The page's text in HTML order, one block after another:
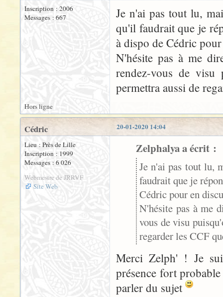
Inscription : 2006
Messages : 667
Je n'ai pas tout lu,
qu'il faudrait que je
à dispo de Cédric
N'hésite pas à me
rendez-vous de
permettra aussi de
Hors ligne
20-01-2020 14:04
Cédric
Lieu : Près de Lille
Inscription : 1999
Messages : 6 026
Webmestre de JRRVF
Site Web
Zelphalya a écrit :
Je n'ai pas tout lu,
faudrait que je
Cédric pour en
N'hésite pas à me
vous de visu
regarder les CCF
Merci Zelph' ! Je
présence fort
parler du sujet